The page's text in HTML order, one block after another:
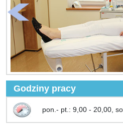
Godziny pracy
pon.- pt.: 9,00 - 20,00,